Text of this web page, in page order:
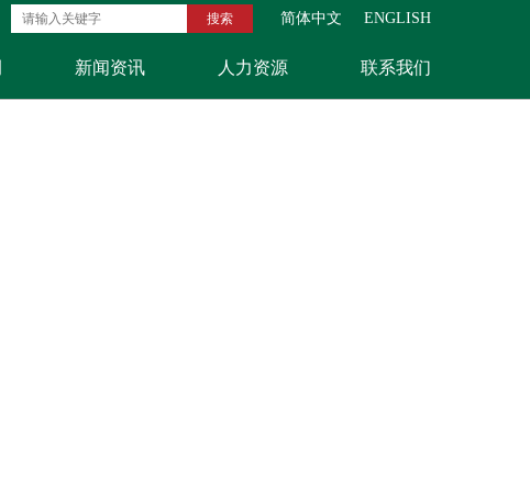
新闻资讯 人力资源 联系我们
简体中文 ENGLISH